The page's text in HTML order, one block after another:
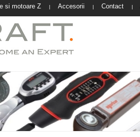
si motoare Z | Accesorii | Contact |